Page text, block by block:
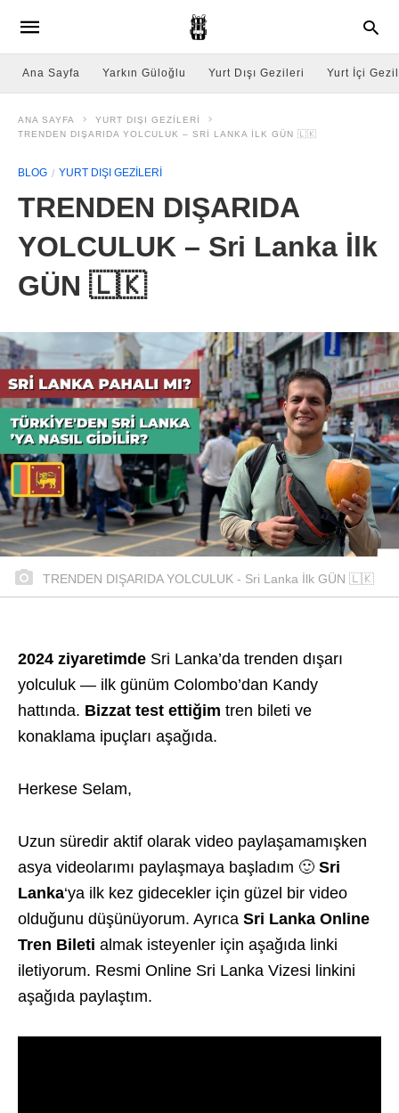
Ana Sayfa Yarkın Güloğlu Yurt Dışı Gezileri Yurt İçi
ANA SAYFA
YURT DIŞI GEZILERI
TRENDEN DIŞARIDA YOLCULUK – SRI LANKA İLK GÜN 🇱🇰
BLOG YURT DIŞI GEZILERI
TRENDEN DIŞARIDA
YOLCULUK – Sri Lanka İlk
GÜN 🇱🇰
TRENDEN DIŞARIDA YOLCULUK - Sri Lanka İlk GÜN 🇱🇰
2024 ziyaretimde Sri Lanka’da trenden dışarı
yolculuk — ilk günüm Colombo’dan Kandy
hattında. Bizzat test ettiğim tren bileti ve
konaklama ipuçları aşağıda.
Herkese Selam,
Uzun süredir aktif olarak video paylaşamamışken
asya videolarımı paylaşmaya başladım 🙂 Sri
Lanka‘ya ilk kez gidecekler için güzel bir video
olduğunu düşünüyorum. Ayrıca Sri Lanka Online
Tren Bileti almak isteyenler için aşağıda linki
iletiyorum. Resmi Online Sri Lanka Vizesi linkini
aşağıda paylaştım.